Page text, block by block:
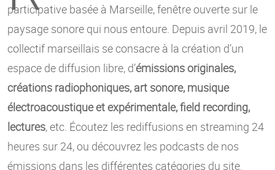
participative basée à Marseille, fenêtre ouverte sur le
paysage sonore qui nous entoure. Depuis avril 2019, le
collectif marseillais se consacre à la création d’un
espace de diffusion libre, d’émissions originales,
créations radiophoniques, art sonore, musique
électroacoustique et expérimentale, field recording,
lectures, etc. Écoutez les rediffusions en streaming 24
heures sur 24, ou découvrez les podcasts de nos
émissions dans les différentes catégories du site.